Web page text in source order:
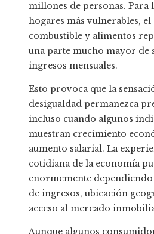
millones de personas. Para
hogares más vulnerables, el
combustible y alimentos
una parte mucho mayor de
ingresos mensuales.
Esto provoca que la
desigualdad permanezca
incluso cuando algunos
muestran crecimiento
aumento salarial. La
cotidiana de la economía
enormemente
de ingresos, ubicación
acceso al mercado
Aunque algunos